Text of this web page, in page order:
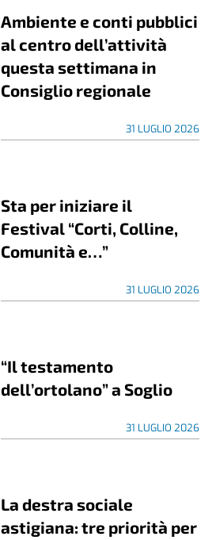
Ambiente e conti pubblici
al centro dell’attività
questa settimana in
Consiglio regionale
31 LUGLIO 2026
Sta per iniziare il
Festival “Corti, Colline,
Comunità e…”
31 LUGLIO 2026
“Il testamento
dell’ortolano” a Soglio
31 LUGLIO 2026
La destra sociale
astigiana: tre priorità per